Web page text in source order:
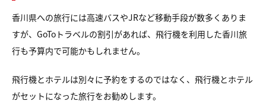
香川県への旅行には高速バスやJRなど移動手段が数多くありま
すが、GoToトラベルの割引があれば、飛行機を利用した香川旅
行も予算内で可能かもしれません。
飛行機とホテルは別々に予約をするのではなく、飛行機とホテル
がセットになった旅行をお勧めします。